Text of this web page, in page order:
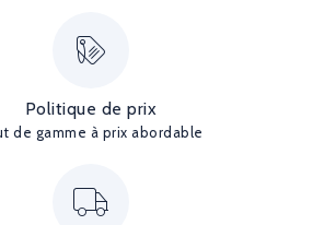
Politique de prix
de gamme à prix abordable